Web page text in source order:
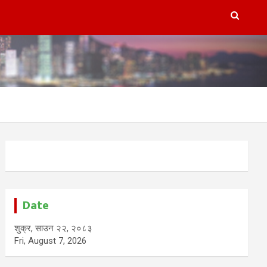
Date
शुक्र, साउन २२, २०८३
Fri, August 7, 2026